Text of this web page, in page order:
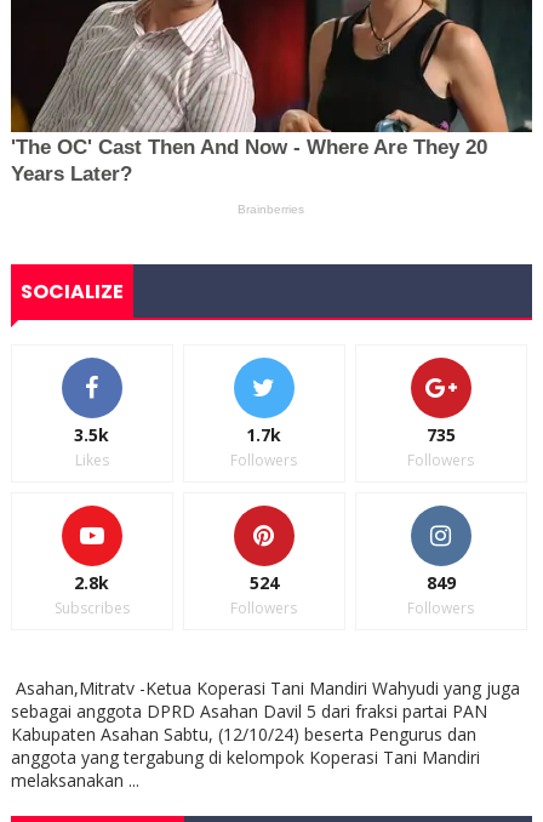
SOCIALIZE
3.5k
Likes
1.7k
Followers
735
Followers
2.8k
Subscribes
524
Followers
849
Followers
Asahan,Mitratv -Ketua Koperasi Tani Mandiri Wahyudi yang juga
sebagai anggota DPRD Asahan Davil 5 dari fraksi partai PAN
Kabupaten Asahan Sabtu, (12/10/24) beserta Pengurus dan
anggota yang tergabung di kelompok Koperasi Tani Mandiri
melaksanakan ...